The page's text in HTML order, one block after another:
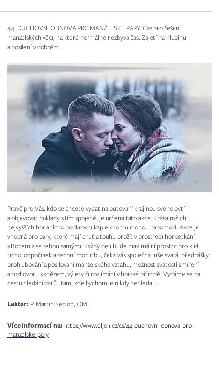
44. DUCHOVNÍ OBNOVA PRO MANŽELSKÉ PÁRY. Čas pro řešení
manželských věcí, na které normálně nezbývá čas. Zajetí na hlubinu
a posílení v dobrém.
Právě pro Vás, kdo se chcete vydat na putování krajinou svého bytí
a objevovat poklady s tím spojené, je určena tato akce. Krása našich
nejvyšších hor a ticho podkrovní kaple k tomu mohou napomoci. Akce je
vhodná pro páry, které mají chuť a touhu prožít v prostředí hor setkání
s Bohem a se sebou samými. Každý den bude maximální prostor pro klid,
ticho, odpočinek a osobní modlitbu, čeká vás společná mše svatá, přednášky,
prohlubování a posilování manželského vztahu, možnost svátosti smíření
a rozhovoru s knězem, výlety či rozjímání v horské přírodě. Vydáme se na
cestu hledání darů i tam, kde bychom je nikdy nehledali...
Lektor: P. Martin Sedloň, OMI
Více informací na: https://www.eljon.cz/cs/44-duchovni-obnova-pro-
manzelske-pary